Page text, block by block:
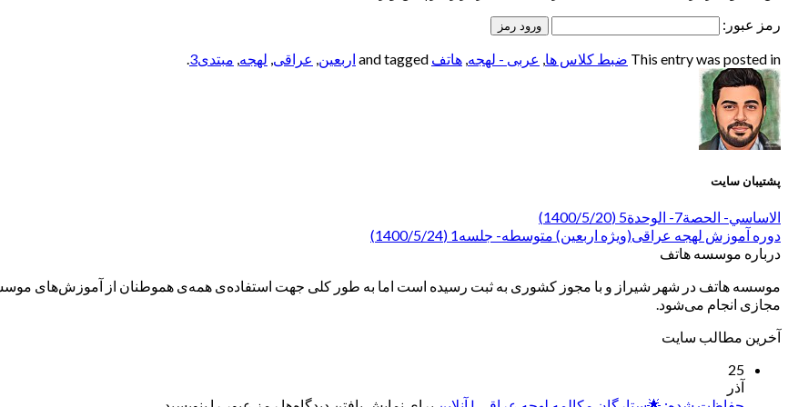
رمز عبور:
This entry was posted in ضبط کلاس ها, عربی - لهجه, هاتف اربعین, عراقی, لهجه, مبتدی3 .
پشتیبان سایت
الاساسي- الحصة7- الوحدة5 (1400/5/20)
دوره آموزش لهجه عراقی(ویژه اربعین) متوسطه- جلسه1 (1400/5/24)
درباره موسسه هاتف
موسسه هاتف در شهر شیراز و با مجوز کشوری به ثبت رسیده است اما به طور کلی جهت استفاده‌ی همه‌ی هموطنان از آموزش‌های
مجازی انجام می‌شود.
آخرین مطالب سایت
25
آذر